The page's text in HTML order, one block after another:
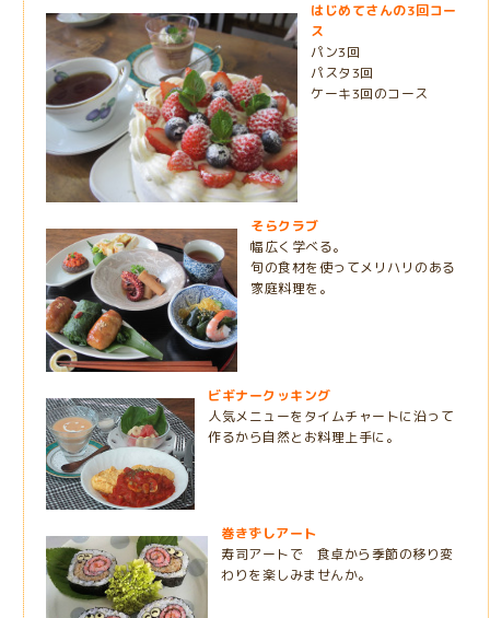
はじめてさんの3回コー
ス
パン3回
パスタ3回
ケーキ3回のコース
そらクラブ
幅広く学べる。
旬の食材を使ってメリハリのある
家庭料理を。
ビギナークッキング
人気メニューをタイムチャートに沿って
作るから自然とお料理上手に。
巻きずしアート
寿司アートで 食卓から季節の移り変
わりを楽しみませんか。